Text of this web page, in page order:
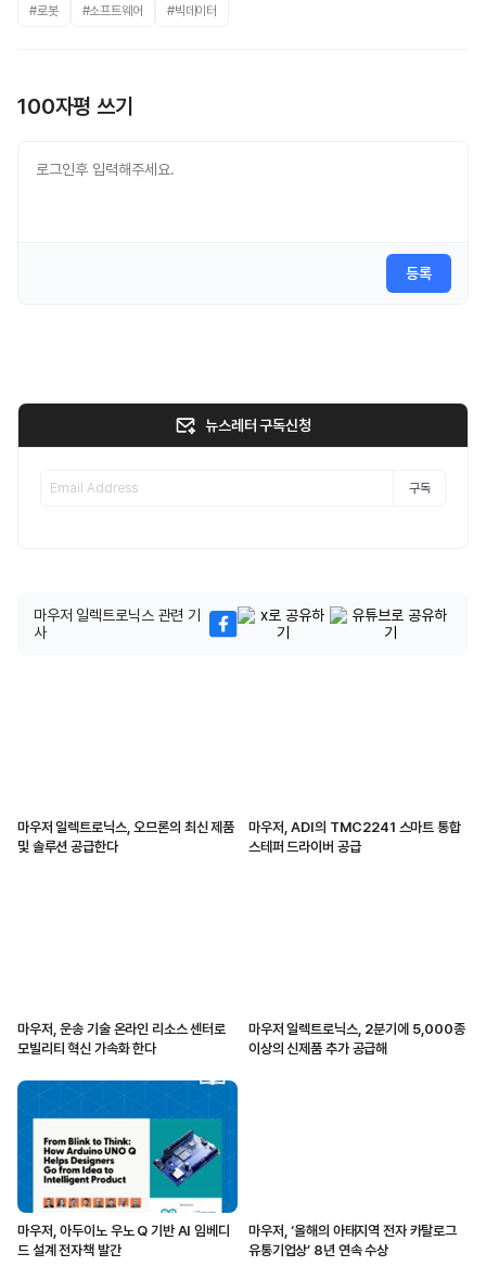
#로봇 #소프트웨어 #빅데이터
100자평 쓰기
등록
뉴스레터 구독신청
구독
마우저 일렉트로닉스 관련 기
사
마우저 일렉트로닉스, 오므론의 최신 제품
및 솔루션 공급한다
마우저, ADI의 TMC2241 스마트 통합
스테퍼 드라이버 공급
마우저, 운송 기술 온라인 리소스 센터로
모빌리티 혁신 가속화 한다
마우저 일렉트로닉스, 2분기에 5,000종
이상의 신제품 추가 공급해
마우저, 아두이노 우노 Q 기반 AI 임베디
드 설계 전자책 발간
마우저, ‘올해의 아태지역 전자 카탈로그
유통기업상’ 8년 연속 수상